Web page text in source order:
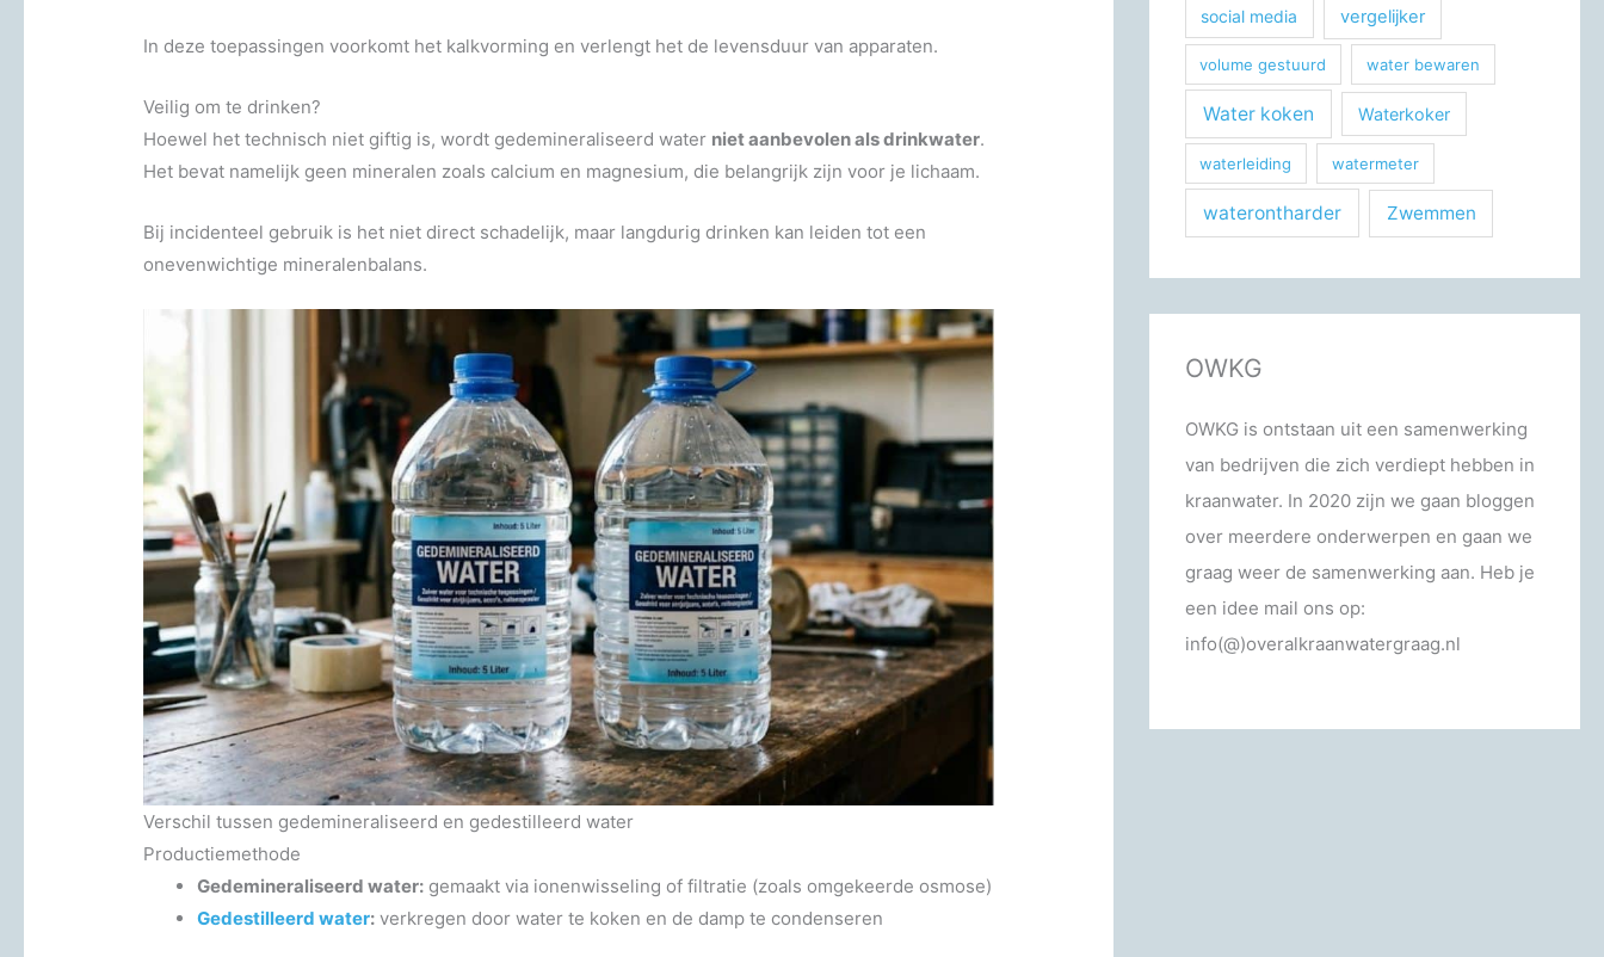
In deze toepassingen voorkomt het kalkvorming en verlengt het de levensduur van apparaten.
Veilig om te drinken?
Hoewel het technisch niet giftig is, wordt gedemineraliseerd water niet aanbevolen als drinkwater.
Het bevat namelijk geen mineralen zoals calcium en magnesium, die belangrijk zijn voor je lichaam.
Bij incidenteel gebruik is het niet direct schadelijk, maar langdurig drinken kan leiden tot een
onevenwichtige mineralenbalans.
Verschil tussen gedemineraliseerd en gedestilleerd water
Productiemethode
Gedemineraliseerd water: gemaakt via ionenwisseling of filtratie (zoals omgekeerde osmose)
Gedestilleerd water: verkregen door water te koken en de damp te condenseren
social media vergelijker
volume gestuurd water bewaren
Water koken Waterkoker
waterleiding watermeter
waterontharder Zwemmen
OWKG
OWKG is ontstaan uit een samenwerking
van bedrijven die zich verdiept hebben in
kraanwater. In 2020 zijn we gaan bloggen
over meerdere onderwerpen en gaan we
graag weer de samenwerking aan. Heb je
een idee mail ons op:
info(@)overalkraanwatergraag.nl